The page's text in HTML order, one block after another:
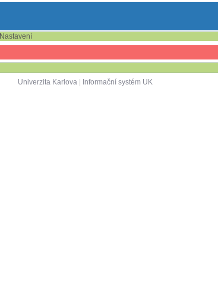
Nastavení
Univerzita Karlova| Informační systém UK